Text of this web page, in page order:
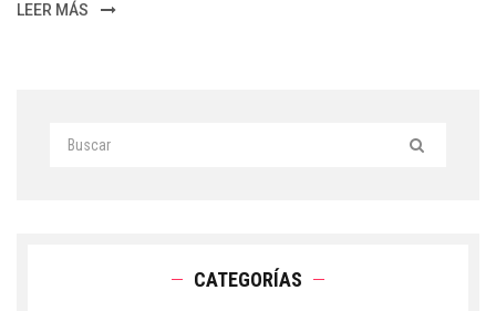
LEER MÁS
CATEGORÍAS